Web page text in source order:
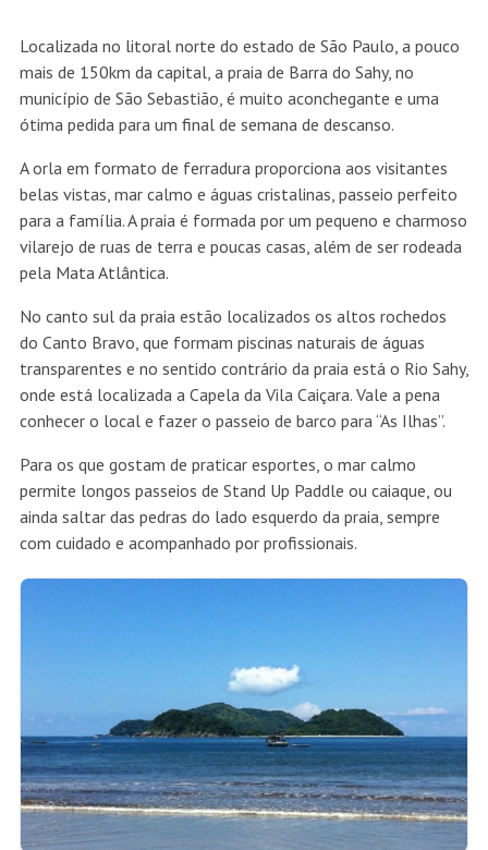
Localizada no litoral norte do estado de São Paulo, a pouco
mais de 150km da capital, a praia de Barra do Sahy, no
município de São Sebastião, é muito aconchegante e uma
ótima pedida para um final de semana de descanso.
A orla em formato de ferradura proporciona aos visitantes
belas vistas, mar calmo e águas cristalinas, passeio perfeito
para a família. A praia é formada por um pequeno e charmoso
vilarejo de ruas de terra e poucas casas, além de ser rodeada
pela Mata Atlântica.
No canto sul da praia estão localizados os altos rochedos
do Canto Bravo, que formam piscinas naturais de águas
transparentes e no sentido contrário da praia está o Rio Sahy,
onde está localizada a Capela da Vila Caiçara. Vale a pena
conhecer o local e fazer o passeio de barco para “As Ilhas”.
Para os que gostam de praticar esportes, o mar calmo
permite longos passeios de Stand Up Paddle ou caiaque, ou
ainda saltar das pedras do lado esquerdo da praia, sempre
com cuidado e acompanhado por profissionais.